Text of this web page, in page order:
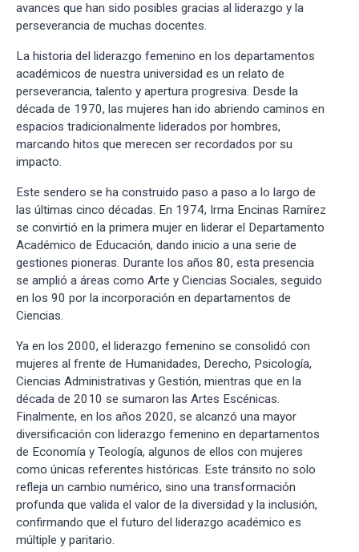
avances que han sido posibles gracias al liderazgo y la
perseverancia de muchas docentes.
La historia del liderazgo femenino en los departamentos
académicos de nuestra universidad es un relato de
perseverancia, talento y apertura progresiva. Desde la
década de 1970, las mujeres han ido abriendo caminos en
espacios tradicionalmente liderados por hombres,
marcando hitos que merecen ser recordados por su
impacto.
Este sendero se ha construido paso a paso a lo largo de
las últimas cinco décadas. En 1974, Irma Encinas Ramírez
se convirtió en la primera mujer en liderar el Departamento
Académico de Educación, dando inicio a una serie de
gestiones pioneras. Durante los años 80, esta presencia
se amplió a áreas como Arte y Ciencias Sociales, seguido
en los 90 por la incorporación en departamentos de
Ciencias.
Ya en los 2000, el liderazgo femenino se consolidó con
mujeres al frente de Humanidades, Derecho, Psicología,
Ciencias Administrativas y Gestión, mientras que en la
década de 2010 se sumaron las Artes Escénicas.
Finalmente, en los años 2020, se alcanzó una mayor
diversificación con liderazgo femenino en departamentos
de Economía y Teología, algunos de ellos con mujeres
como únicas referentes históricas. Este tránsito no solo
refleja un cambio numérico, sino una transformación
profunda que valida el valor de la diversidad y la inclusión,
confirmando que el futuro del liderazgo académico es
múltiple y paritario.